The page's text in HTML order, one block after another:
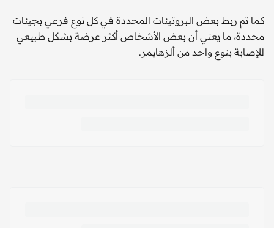
كما تم ربط بعض البروتينات المحددة في كل نوع فرعي بجينات
محددة، ما يعني أن بعض الأشخاص أكثر عرضة بشكل طبيعي
للإصابة بنوع واحد من ألزهايمر.